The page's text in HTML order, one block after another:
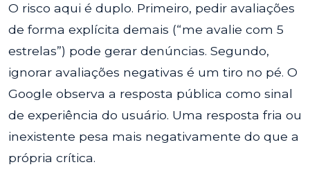
O risco aqui é duplo. Primeiro, pedir avaliações
de forma explícita demais (“me avalie com 5
estrelas”) pode gerar denúncias. Segundo,
ignorar avaliações negativas é um tiro no pé. O
Google observa a resposta pública como sinal
de experiência do usuário. Uma resposta fria ou
inexistente pesa mais negativamente do que a
própria crítica.